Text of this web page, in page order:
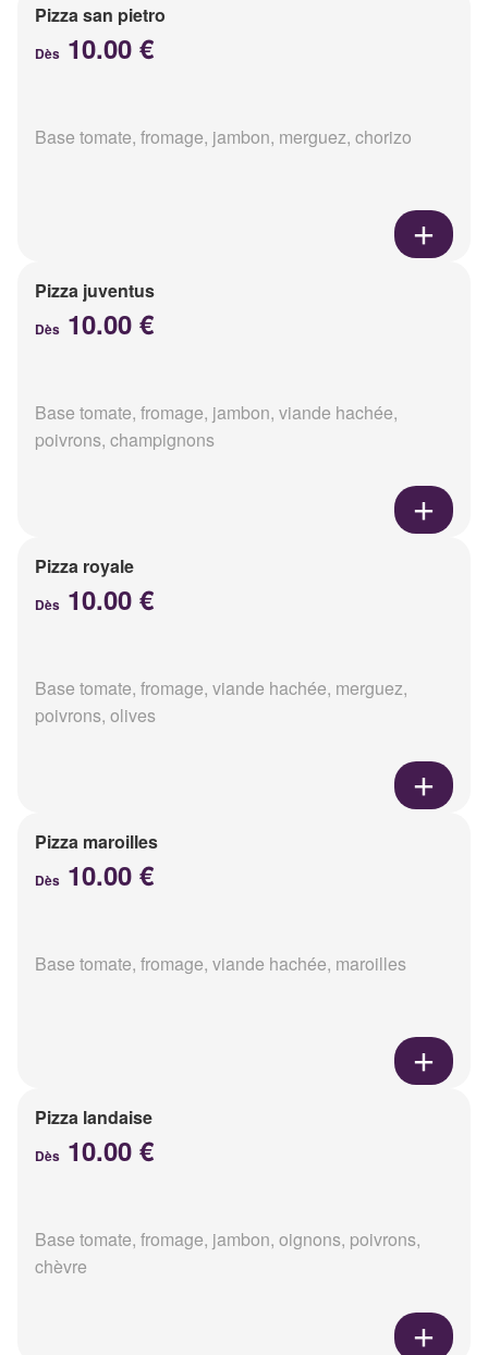
Pizza san pietro
Dès 10.00 €
Base tomate, fromage, jambon, merguez, chorizo
Pizza juventus
Dès 10.00 €
Base tomate, fromage, jambon, viande hachée,
poivrons, champignons
Pizza royale
Dès 10.00 €
Base tomate, fromage, viande hachée, merguez,
poivrons, olives
Pizza maroilles
Dès 10.00 €
Base tomate, fromage, viande hachée, maroilles
Pizza landaise
Dès 10.00 €
Base tomate, fromage, jambon, oignons, poivrons,
chèvre